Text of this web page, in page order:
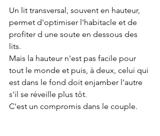
Un lit transversal, souvent en hauteur,
permet d'optimiser l'habitacle et de
profiter d une soute en dessous des
lits.
Mais la hauteur n'est pas facile pour
tout le monde et puis, à deux, celui qui
est dans le fond doit enjamber l'autre
s'il se réveille plus tôt.
C'est un compromis dans le couple.